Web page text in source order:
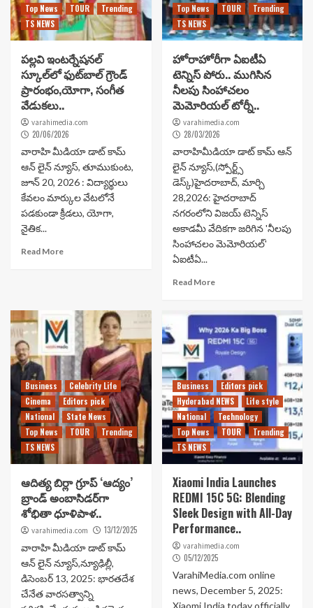
Top News
TOUR
Trending
TS NEWS
పల్లవి ఇంటర్నేషనల్
స్కూల్‌లో ఫుట్‌బాల్ గ్రౌండ్
ప్రారంభం,యోగా, సంగీత
వేడుకలు..
varahimedia.com
20/06/2026
వారాహి మీడియా డాట్ కామ్
ఆన్ లైన్ న్యూస్, తూముకుంట,
జూన్ 20, 2026 : విద్యార్థులు
కేవలం మార్కుల వేటలోనే
పడకుండా క్రీడలు, యోగా,
నైతిక...
Read More
Top News
TOUR
Trending
TS NEWS
హోరాహోరీగా ఏఐటీఏ
టెన్నిస్ పోరు.. ముగిసిన
నీలపు సింహాచలం
మెమోరియల్ టోర్నీ..
varahimedia.com
28/03/2026
వారాహిమీడియా డాట్ కామ్ ఆన్
లైన్ న్యూస్,(స్పోర్ట్స్
డెస్క్)హైదరాబాద్, మార్చి
28,2026: హైదరాబాద్
నగరంలోని విజయ్ టెన్నిస్
అకాడమీ వేదికగా జరిగిన 'నీలపు
సింహాచలం మెమోరియల్'
ఏఐటీఏ...
Read More
Business
Celebrity Life
Cinema
Editors pick
National
State News
Top News
TOUR
Trending
TS NEWS
ఆదిత్య బిర్లా గ్రూప్ ‘ఆద్యం’
బ్రాండ్ అంబాసిడర్‌గా
శోభితా ధూళిపాళ..
varahimedia.com 13/12/2025
వారాహి మీడియా డాట్ కామ్
ఆన్ లైన్ న్యూస్,న్యూఢిల్లీ,
డిసెంబర్ 13, 2025: భారతదేశ
చేనేత వారసత్వాన్ని
Business
Editors pick
Hyderabad NEWS
Life style
National
Technology
Top News
TOUR
Trending
TS NEWS
Xiaomi India Launches
REDMI 15C 5G: Blending
Sleek Design with All-Day
Performance..
varahimedia.com
05/12/2025
VarahiMedia.com online
news, December 5, 2025:
Xiaomi India today officially